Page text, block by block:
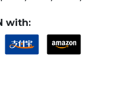
with: